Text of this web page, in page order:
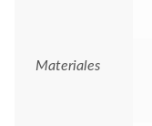
Materiales